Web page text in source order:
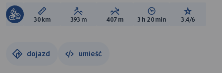
Długość trasy:
30 km Suma przewyższeń:
393 m Suma spadków:
407 m Średni czas potrzebny
3 h 20 min Ocena
3.4/6
dojazd umieść